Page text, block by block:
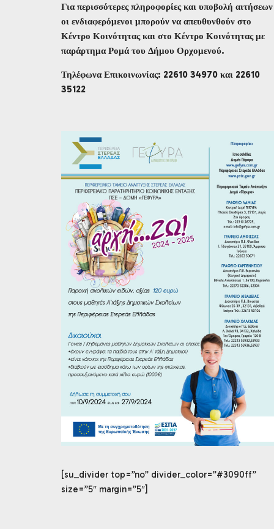
Για περισσότερες πληροφορίες και υποβολή αιτήσεων
οι ενδιαφερόμενοι μπορούν να απευθυνθούν στο
Κέντρο Κοινότητας και στο Κέντρο Κοινότητας με
παράρτημα Ρομά του Δήμου Ορχομενού.
Τηλέφωνα Επικοινωνίας: 22610 34970 και 22610
35122
[su_divider top=”no” divider_color=”#3090ff”
size=”5″ margin=”5″]